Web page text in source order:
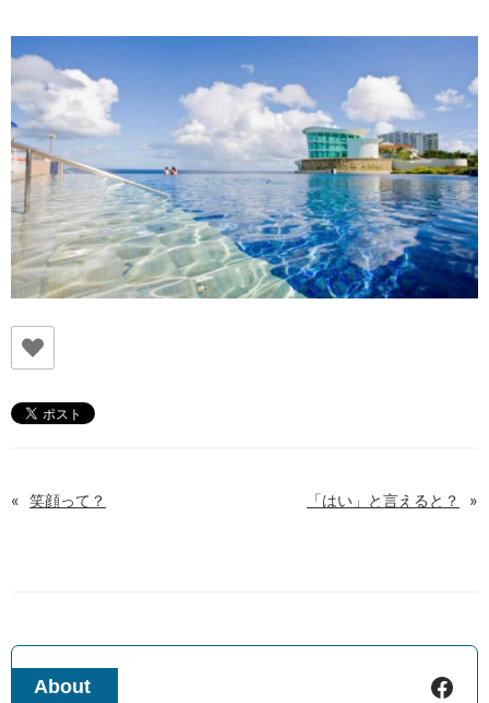
« 笑顔って？ 「はい」と言えると？ »
About Facebook